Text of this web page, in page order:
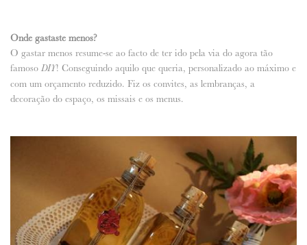
Onde gastaste menos?
O gastar menos resume-se ao facto de ter ido pela via do agora tão
famoso DIY! Conseguindo aquilo que queria, personalizado ao máximo e
com um orçamento reduzido. Fiz os convites, as lembranças, a
decoração do espaço, os missais e os menus.